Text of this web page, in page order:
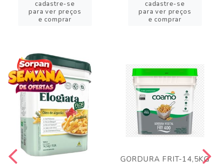
cadastre-se
para ver preços
e comprar
cadastre-se
para ver preços
e comprar
GORDURA FRIT-14,5KG